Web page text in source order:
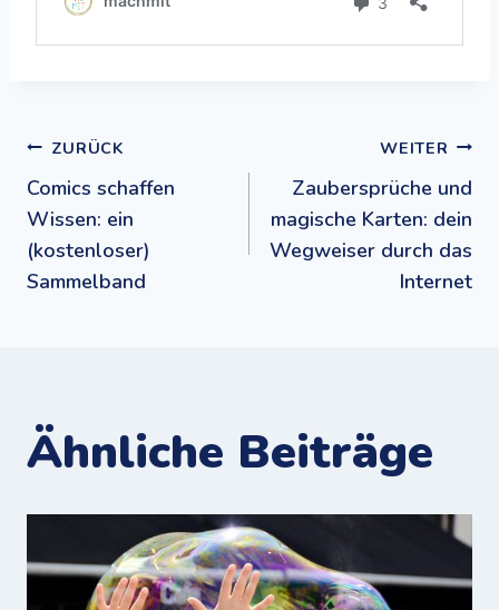
Beitragsnavigation
ZURÜCK
Comics schaffen
Wissen: ein
(kostenloser)
Sammelband
WEITER
Zaubersprüche und
magische Karten: dein
Wegweiser durch das
Internet
Ähnliche Beiträge